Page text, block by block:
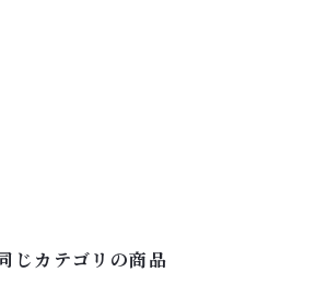
じカテゴリの商品